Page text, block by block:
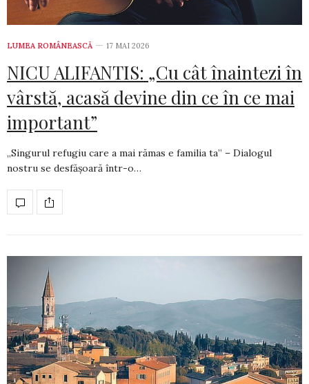
LUMEA ROMÂNEASCĂ 17 MAI 2026
NICU ALIFANTIS: „Cu cât înaintezi în
vârstă, acasă devine din ce în ce mai
important”
„Singurul refugiu care a mai rămas e familia ta” – Dialogul
nostru se desfășoară într-o…